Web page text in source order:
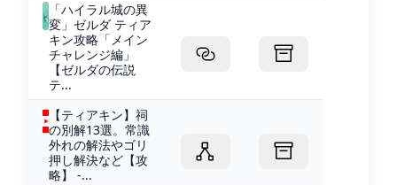
「ハイラル城の異
変」ゼルダ ティア
キン攻略「メイン
チャレンジ編」
【ゼルダの伝説
テ...
【ティアキン】祠
の別解13選。常識
外れの解法やゴリ
押し解決など【攻
略】 -...